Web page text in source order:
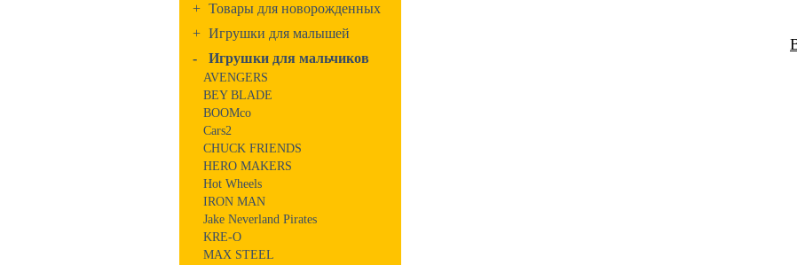
+ Товары для новорожденных
+ Игрушки для малышей
-
Игрушки для мальчиков
AVENGERS
BEY BLADE
BOOMco
Cars2
CHUCK FRIENDS
HERO MAKERS
Hot Wheels
IRON MAN
Jake Neverland Pirates
KRE-O
MAX STEEL